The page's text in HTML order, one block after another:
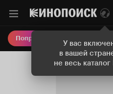
У вас
в вашей
не весь
Попробовать Плюс